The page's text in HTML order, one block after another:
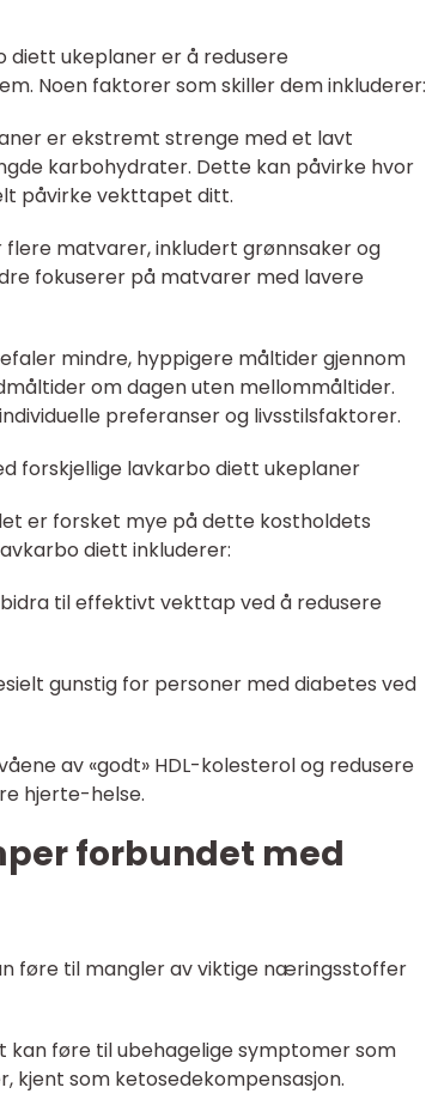
diett ukeplaner er å redusere
Noen faktorer som skiller dem inkluderer:
er ekstremt strenge med et lavt
karbohydrater. Dette kan påvirke hvor
påvirke vekttapet ditt.
matvarer, inkludert grønnsaker og
fokuserer på matvarer med lavere
mindre, hyppigere måltider gjennom
om dagen uten mellommåltider.
preferanser og livsstilsfaktorer.
forskjellige lavkarbo diett ukeplaner
er forsket mye på dette kostholdets
diett inkluderer:
til effektivt vekttap ved å redusere
gunstig for personer med diabetes ved
av «godt» HDL-kolesterol og redusere
hjerte-helse.
forbundet med
føre til mangler av viktige næringsstoffer
kan føre til ubehagelige symptomer som
som ketosedekompensasjon.